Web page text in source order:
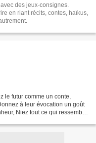
des jeux-consignes.
en riant récits, contes, haïkus,
le futur comme un conte,
à leur évocation un goût
Niez tout ce qui ressemble